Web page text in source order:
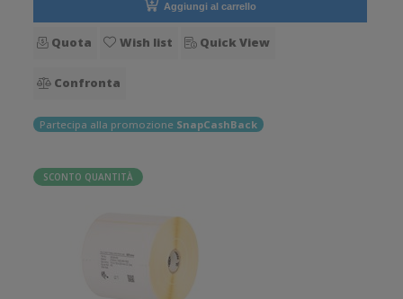
Aggiungi al carrello
Quota Wish list Quick View
Confronta
Partecipa alla promozione SnapCashBack
SCONTO QUANTITÀ